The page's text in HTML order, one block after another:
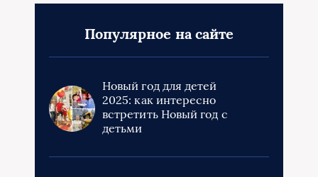
Популярное на сайте
Новый год для детей
2025: как интересно
встретить Новый год с
детьми